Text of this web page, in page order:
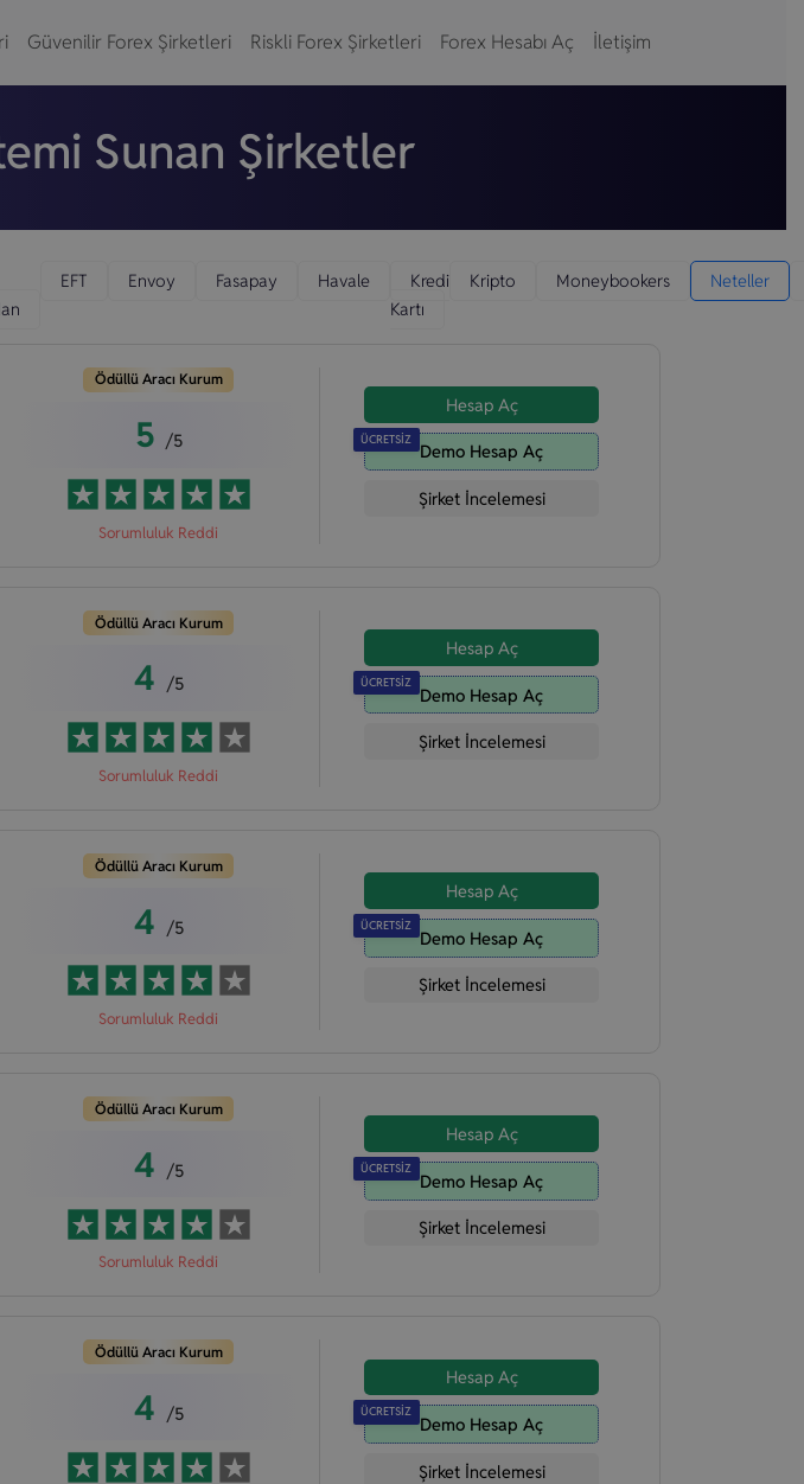
Güvenilir Forex Şirketleri Riskli Forex Şirketleri Forex Hesabı Aç İletişim
Sunan Şirketler
EFT Envoy Fasapay Havale
Kredi
Kartı
Kripto Moneybookers Neteller
Ödüllü Aracı Kurum
5 /5
Sorumluluk Reddi
Hesap Aç
ÜCRETSİZ
Demo Hesap Aç
Şirket İncelemesi
Ödüllü Aracı Kurum
4 /5
Sorumluluk Reddi
Hesap Aç
ÜCRETSİZ
Demo Hesap Aç
Şirket İncelemesi
Ödüllü Aracı Kurum
4 /5
Sorumluluk Reddi
Hesap Aç
ÜCRETSİZ
Demo Hesap Aç
Şirket İncelemesi
Ödüllü Aracı Kurum
4 /5
Sorumluluk Reddi
Hesap Aç
ÜCRETSİZ
Demo Hesap Aç
Şirket İncelemesi
Ödüllü Aracı Kurum
4 /5
Hesap Aç
ÜCRETSİZ
Demo Hesap Aç
Şirket İncelemesi